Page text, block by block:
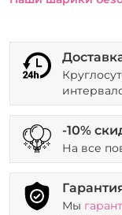
-10%
На все
Мы